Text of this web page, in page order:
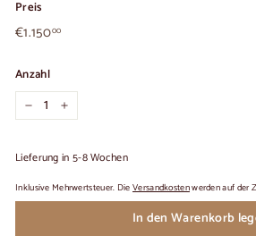
Preis
Üblicher
Preis
€1.15000€1.150,00
Anzahl
+
Lieferung in 5-8 Wochen
Inklusive Mehrwertsteuer. DieVersandkostenwerden auf der
In den Warenkorb